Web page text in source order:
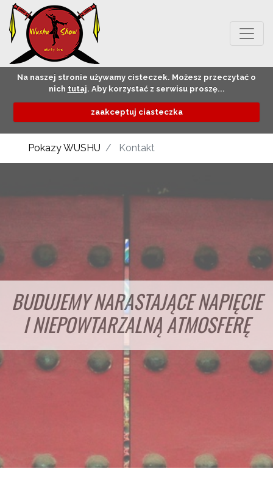
Na naszej stronie używamy cisteczek. Możesz przeczytać o
nich tutaj. Aby korzystać z serwisu proszę...
zaakceptuj ciasteczka
Pokazy WUSHU Kontakt
BUDUJEMY NARASTAJĄCE NAPIĘCIE
I NIEPOWTARZALNĄ ATMOSFERĘ